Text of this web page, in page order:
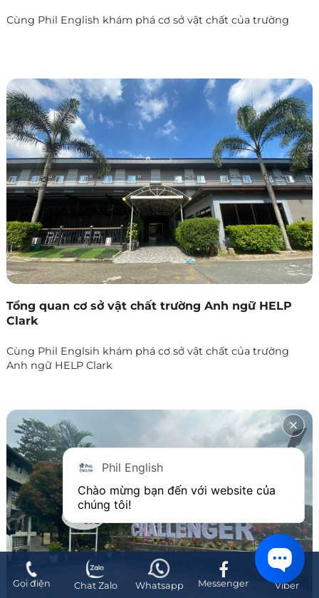
Cùng Phil English khám phá cơ sở vật chất của trường
Tổng quan cơ sở vật chất trường Anh ngữ HELP
Clark
Cùng Phil Englsih khám phá cơ sở vật chất của trường
Anh ngữ HELP Clark
Gọi điện Chat Zalo Whatsapp Messenger Viber
Phil English
Chào mừng bạn đến với website của
chúng tôi!